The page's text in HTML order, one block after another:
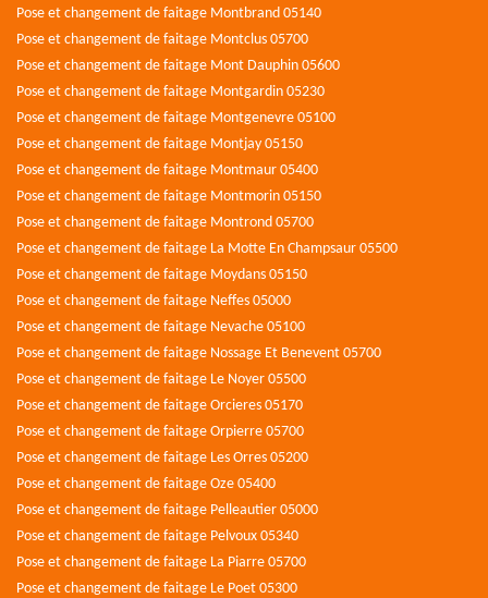
Pose et changement de faitage Montbrand 05140
Pose et changement de faitage Montclus 05700
Pose et changement de faitage Mont Dauphin 05600
Pose et changement de faitage Montgardin 05230
Pose et changement de faitage Montgenevre 05100
Pose et changement de faitage Montjay 05150
Pose et changement de faitage Montmaur 05400
Pose et changement de faitage Montmorin 05150
Pose et changement de faitage Montrond 05700
Pose et changement de faitage La Motte En Champsaur 05500
Pose et changement de faitage Moydans 05150
Pose et changement de faitage Neffes 05000
Pose et changement de faitage Nevache 05100
Pose et changement de faitage Nossage Et Benevent 05700
Pose et changement de faitage Le Noyer 05500
Pose et changement de faitage Orcieres 05170
Pose et changement de faitage Orpierre 05700
Pose et changement de faitage Les Orres 05200
Pose et changement de faitage Oze 05400
Pose et changement de faitage Pelleautier 05000
Pose et changement de faitage Pelvoux 05340
Pose et changement de faitage La Piarre 05700
Pose et changement de faitage Le Poet 05300